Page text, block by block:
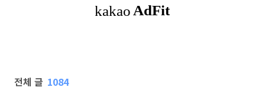
전체 글 1084